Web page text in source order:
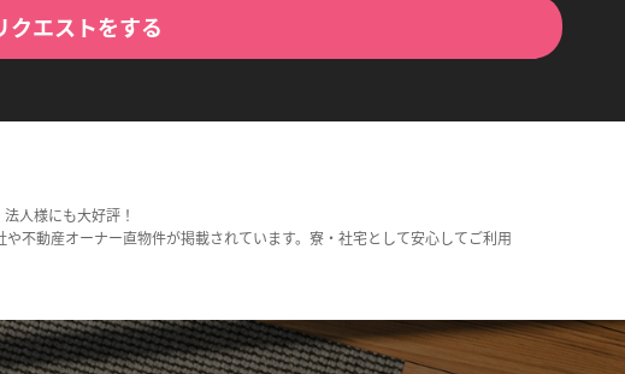
クエストをする
人様にも大好評！
不動産オーナー直物件が掲載されています。寮・社宅として安心してご利用